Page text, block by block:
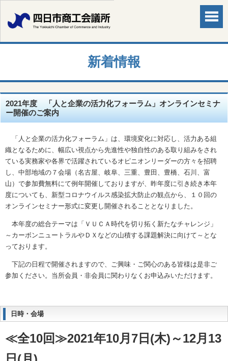
新着情報
2021年度 「人と企業の活力化フォーラム」オンラインセミナ
ー開催のご案内
「人と企業の活力化フォーラム」は、環境変化に対応し、活力ある組
織となるために、幅広い視点から先進性や独自性のある取り組みをされ
ている実務家や各界で活躍されているオピニオンリーダーの方々を招聘
し、中部地域の７会場（名古屋、岐阜、三重、豊田、豊橋、石川、富
山）で参加費無料にて例年開催しておりますが、昨年度に引き続き本年
度についても、新型コロナウイルス感染拡大防止の観点から、１０回の
オンラインセミナー形式に変更し開催されることとなりました。
本年度の総合テーマは「ＶＵＣＡ時代を切り拓く新たなチャレンジ」
～カーボンニュートラルやＤＸなどの山積する課題解決に向けて～とな
っております。
下記の日程で開催されますので、ご興味・ご関心のある皆様は是非ご
参加ください。当所会員・非会員に関わりなくお申込みいただけます。
日時・会場
≪全10回≫2021年10月7日(木)～12月13